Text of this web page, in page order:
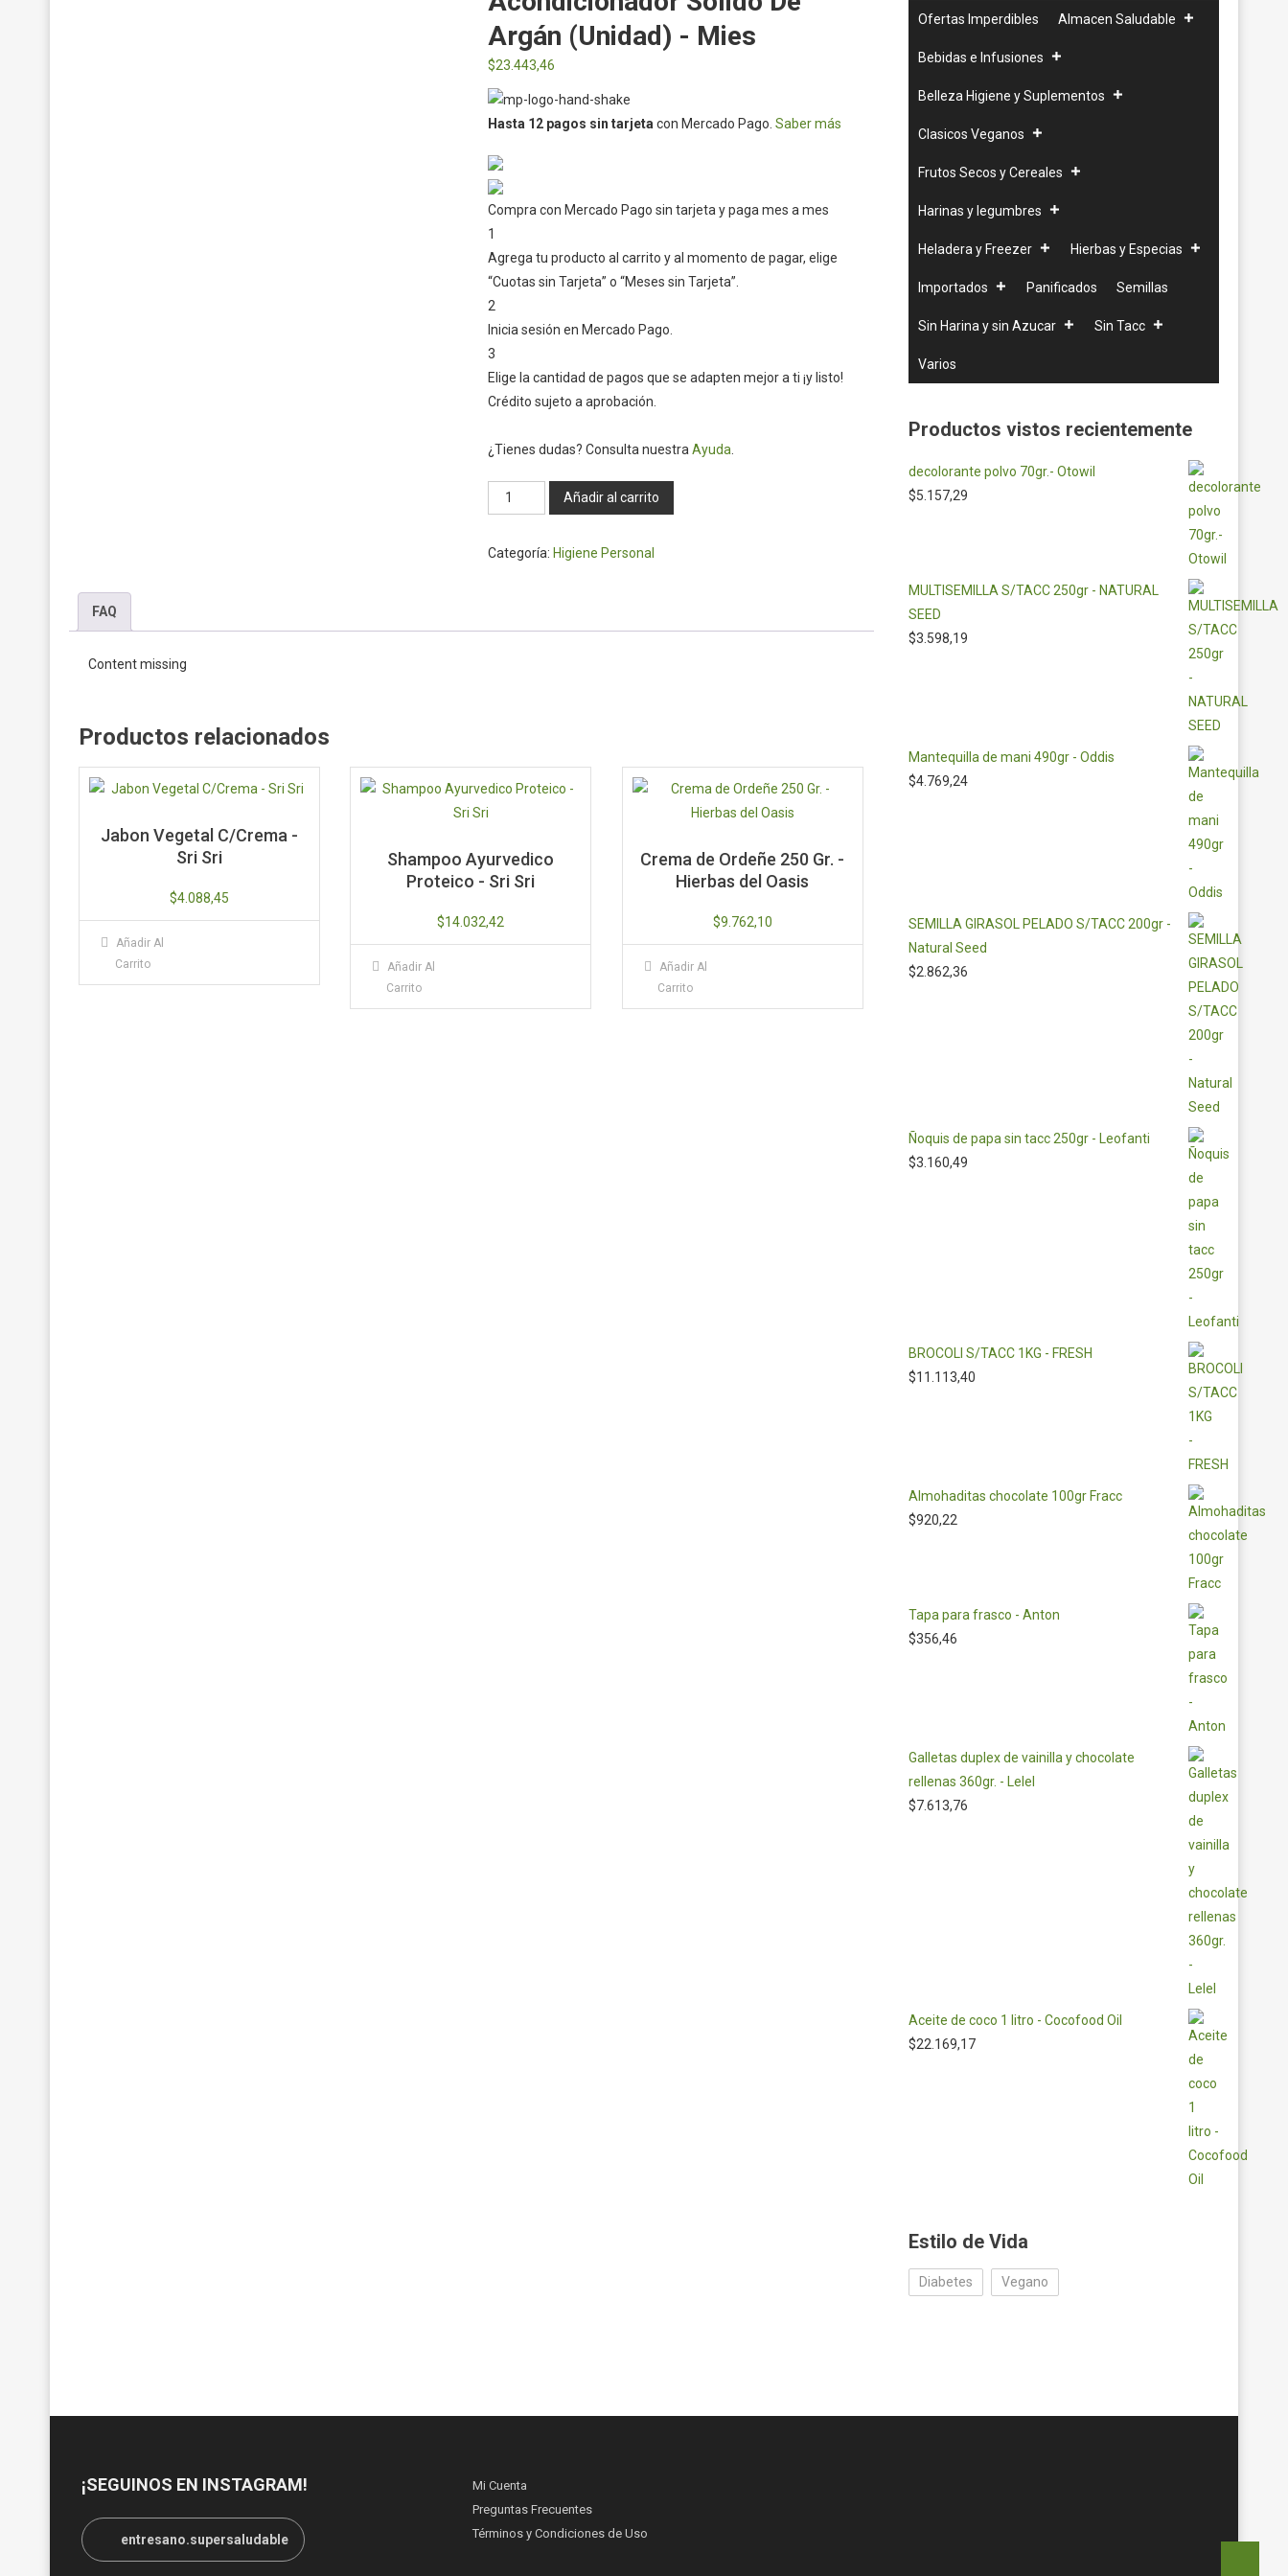
Argán (Unidad) - Mies
$23.443,46
Hasta 12 pagos sin tarjeta con Mercado Pago. Saber más
Compra con Mercado Pago sin tarjeta y paga mes a mes
1
Agrega tu producto al carrito y al momento de pagar, elige
“Cuotas sin Tarjeta” o “Meses sin Tarjeta”.
2
Inicia sesión en Mercado Pago.
3
Elige la cantidad de pagos que se adapten mejor a ti ¡y listo!
Crédito sujeto a aprobación.
¿Tienes dudas? Consulta nuestra Ayuda
Acondicionador
solido
argán
Mies
Añadir al carrito
Categoría: Higiene Personal
FAQ
Content missing
Productos relacionados
Jabon Vegetal C/Crema -
Sri Sri
$4.088,45
Añadir Al
Carrito
Shampoo Ayurvedico
Proteico - Sri Sri
$14.032,42
Añadir Al
Carrito
Crema de Ordeñe 250 Gr. -
Hierbas del Oasis
$9.762,10
Añadir Al
Carrito
Ofertas Imperdibles Almacen Saludable
Bebidas e Infusiones
Belleza Higiene y Suplementos
Clasicos Veganos
Frutos Secos y Cereales
Harinas y legumbres
Heladera y Freezer Hierbas y Especias
Importados Panificados Semillas
Sin Harina y sin Azucar Sin Tacc
Varios
Productos vistos recientemente
decolorante polvo 70gr.- Otowil
$5.157,29
MULTISEMILLA S/TACC 250gr - NATURAL
SEED
$3.598,19
Mantequilla de mani 490gr - Oddis
$4.769,24
SEMILLA GIRASOL PELADO S/TACC 200gr -
Natural Seed
$2.862,36
Ñoquis de papa sin tacc 250gr - Leofanti
$3.160,49
BROCOLI S/TACC 1KG - FRESH
$11.113,40
Almohaditas chocolate 100gr Fracc
$920,22
Tapa para frasco - Anton
$356,46
Galletas duplex de vainilla y chocolate
rellenas 360gr. - Lelel
$7.613,76
Aceite de coco 1 litro - Cocofood Oil
$22.169,17
Estilo de Vida
Diabetes Vegano
¡SEGUINOS EN INSTAGRAM!
entresano.supersaludable
Mi Cuenta
Preguntas Frecuentes
Términos y Condiciones de Uso